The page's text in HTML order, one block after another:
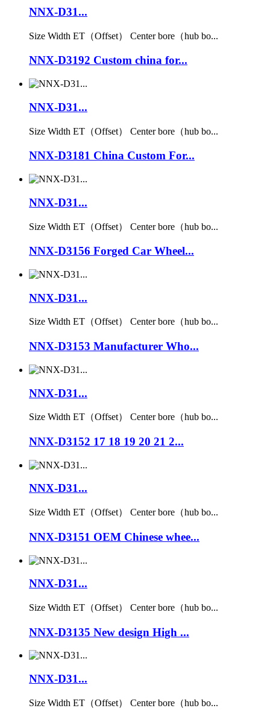
NNX-D31...
Size Width ET（Offset） Center bore（hub bo...
NNX-D3192 Custom china for...
NNX-D31...
Size Width ET（Offset） Center bore（hub bo...
NNX-D3181 China Custom For...
NNX-D31...
Size Width ET（Offset） Center bore（hub bo...
NNX-D3156 Forged Car Wheel...
NNX-D31...
Size Width ET（Offset） Center bore（hub bo...
NNX-D3153 Manufacturer Who...
NNX-D31...
Size Width ET（Offset） Center bore（hub bo...
NNX-D3152 17 18 19 20 21 2...
NNX-D31...
Size Width ET（Offset） Center bore（hub bo...
NNX-D3151 OEM Chinese whee...
NNX-D31...
Size Width ET（Offset） Center bore（hub bo...
NNX-D3135 New design High ...
NNX-D31...
Size Width ET（Offset） Center bore（hub bo...